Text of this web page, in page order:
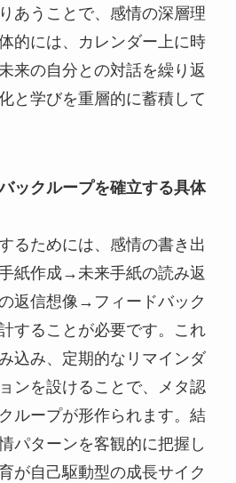
あうことで、感情の深層理
的には、カレンダー上に時
来の自分との対話を繰り返
と学びを重層的に蓄積して
ックループを確立する具体
るためには、感情の書き出
紙作成→未来手紙の読み返
返信想像→フィードバック
することが必要です。これ
込み、定期的なリマインダ
ンを設けることで、メタ認
ループが形作られます。結
パターンを客観的に把握し
が自己駆動型の成長サイク